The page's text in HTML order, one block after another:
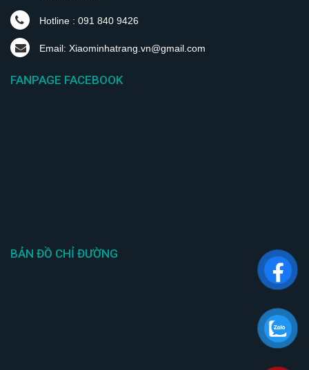
Hotline : 091 840 9426
Email: Xiaominhatrang.vn@gmail.com
FANPAGE FACEBOOK
BẢN ĐỒ CHỈ ĐƯỜNG